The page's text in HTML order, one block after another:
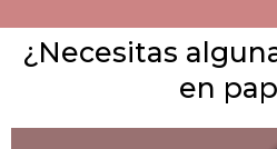
¿Necesitas
en